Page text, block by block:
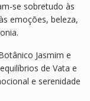
se sobretudo às
emoções, beleza,
Jasmim e
de Vata e
e serenidade